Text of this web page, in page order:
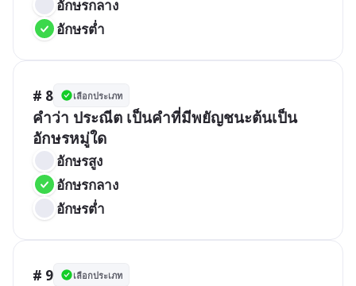
อักษรกลาง
อักษรต่ำ
# 8 เลือกประเภท
คำว่า ประณีต เป็นคำที่มีพยัญชนะต้นเป็น
อักษรหมู่ใด
อักษรสูง
อักษรกลาง
อักษรต่ำ
# 9 เลือกประเภท